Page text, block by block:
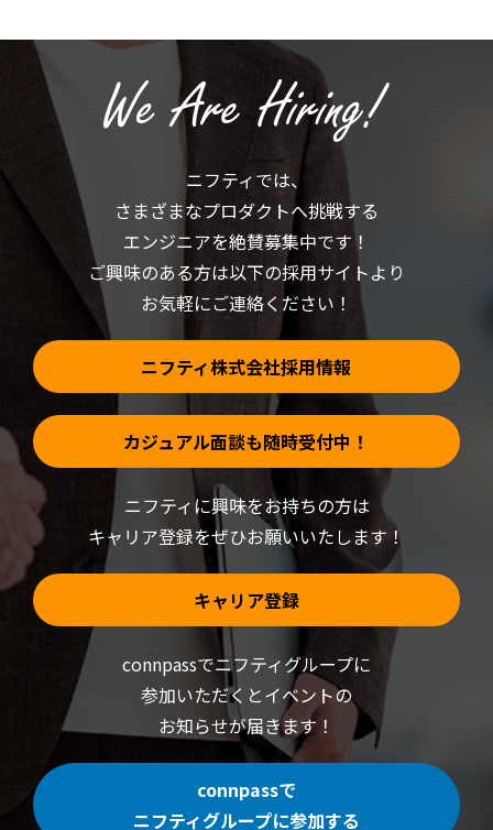
リ
し
い
ウ
ィ
開
き
す)
有
(新
い
ウ
ィ
ン
ま
す)
ニフティでは、
さまざまなプロダクトへ挑戦する
エンジニアを絶賛募集中です！
ご興味のある方は以下の採用サイトより
お気軽にご連絡ください！
ニフティ株式会社採用情報
カジュアル面談も随時受付中！
ニフティに興味をお持ちの方は
キャリア登録をぜひお願いいたします！
キャリア登録
connpassでニフティグループに
参加いただくとイベントの
お知らせが届きます！
connpassで
ニフティグループに参加する